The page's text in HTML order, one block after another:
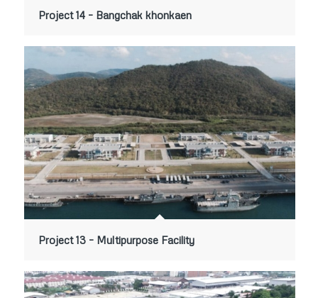
Project 14 – Bangchak khonkaen
Project 13 – Multipurpose Facility